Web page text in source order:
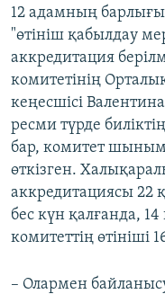
12 адамның
"өтініш қабылдау
аккредитация
комитетінің
кеңесшісі
ресми түрде
бар, комитет
өткізген.
аккредитациясы 22
бес күн қалғанда,
комитеттің өтініші
– Олармен